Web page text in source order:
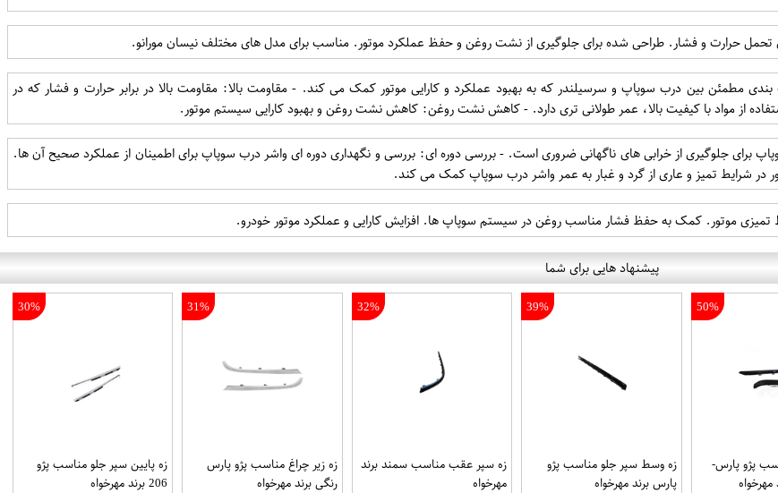
تحمل حرارت و فشار. طراحی شده برای جلوگیری از نشت روغن و حفظ عملکرد موتور. مناسب برای مدل های مختلف نیسان مورانو.
مطمئن بین درب سوپاپ و سرسیلندر که به بهبود عملکرد و کارایی موتور کمک می کند. - مقاومت بالا: مقاومت بالا در برابر حرارت و فشار که در
از مواد با کیفیت بالا، عمر طولانی تری دارد. - کاهش نشت روغن: کاهش نشت روغن و بهبود کارایی سیستم موتور.
جلوگیری از خرابی های ناگهانی ضروری است. - بررسی دوره ای: بررسی و نگهداری دوره ای واشر درب سوپاپ برای اطمینان از عملکرد صحیح آن ها.
شرایط تمیز و عاری از گرد و غبار به عمر واشر درب سوپاپ کمک می کند.
تمیزی موتور. کمک به حفظ فشار مناسب روغن در سیستم سوپاپ ها. افزایش کارایی و عملکرد موتور خودرو.
پیشنهاد هایی برای شما
50%
پژو پارس-
39%
زه وسط سپر جلو مناسب پژو
پارس برند مهرخواه
32%
زه سپر عقب مناسب سمند برند
مهرخواه
31%
زه زیر چراغ مناسب پژو پارس
رنگی برند مهرخواه
30%
زه پایین سپر جلو مناسب پژو
206 برند مهرخواه